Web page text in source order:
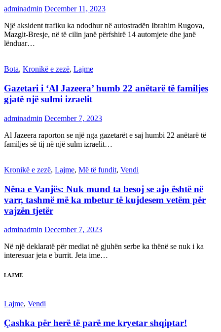
adminadmin December 11, 2023
Një aksident trafiku ka ndodhur në autostradën Ibrahim Rugova,
Mazgit-Bresje, në të cilin janë përfshirë 14 automjete dhe janë
lënduar…
Bota, Kronikë e zezë, Lajme
Gazetari i ‘Al Jazeera’ humb 22 anëtarë të familjes
gjatë një sulmi izraelit
adminadmin December 7, 2023
Al Jazeera raporton se një nga gazetarët e saj humbi 22 anëtarë të
familjes së tij në një sulm izraelit…
Kronikë e zezë, Lajme, Më të fundit, Vendi
Nëna e Vanjës: Nuk mund ta besoj se ajo është në
varr, tashmë më ka mbetur të kujdesem vetëm për
vajzën tjetër
adminadmin December 7, 2023
Në një deklaratë për mediat në gjuhën serbe ka thënë se nuk i ka
interesuar jeta e burrit. Jeta ime…
LAJME
Lajme, Vendi
Çashka për herë të parë me kryetar shqiptar!